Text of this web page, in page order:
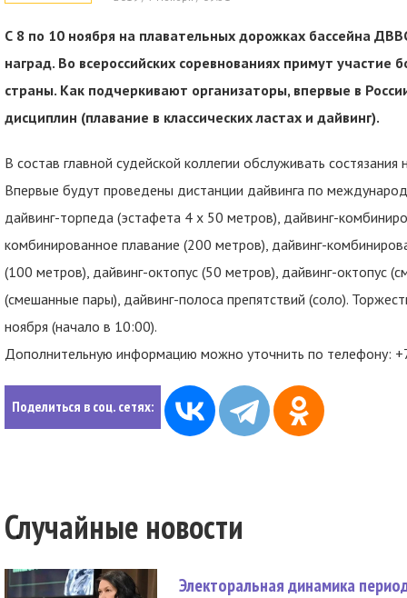
С 8 по 10 ноября на плавательных дорожках бассейна
наград. Во всероссийских соревнованиях примут участие
страны. Как подчеркивают организаторы, впервые в
дисциплин (плавание в классических ластах и дайвинг).
В состав главной судейской коллегии обслуживать
Впервые будут проведены дистанции дайвинга по
дайвинг-торпеда (эстафета 4 х 50 метров), дайвинг-
комбинированное плавание (200 метров), дайвинг-
(100 метров), дайвинг-октопус (50 метров), дайвинг-октопус
(смешанные пары), дайвинг-полоса препятствий (соло).
ноября (начало в 10:00).
Дополнительную информацию можно уточнить по телефону:
Поделиться в соц. сетях:
Случайные новости
Электоральная динамика